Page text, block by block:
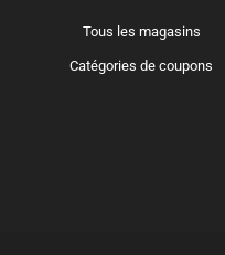
Tous les magasins
Catégories de coupons